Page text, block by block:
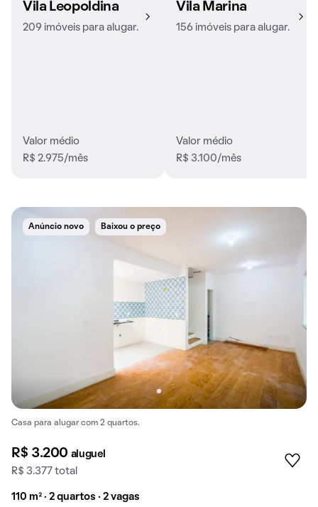
Vila Leopoldina
209 imóveis para alugar.
Valor médio
R$ 2.975/mês
Vila Marina
156 imóveis para alugar.
Valor médio
R$ 3.100/mês
Anúncio novo Baixou o preço
Casa para alugar com 2 quartos.
R$ 3.200 aluguel
R$ 3.377 total
110 m² · 2 quartos · 2 vagas